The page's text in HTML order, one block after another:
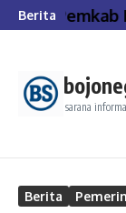
Lewati ke konten
BeritaPemkab
sarana
Berita